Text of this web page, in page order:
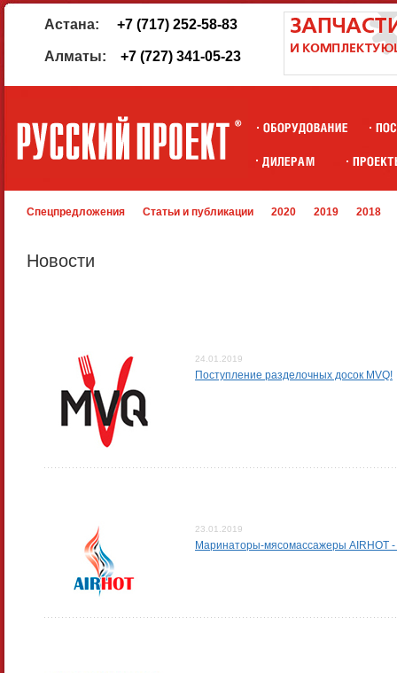
Астана: +7 (717) 252-58-83
Алматы: +7 (727) 341-05-23
Спецпредложения Статьи и публикации 2020 2019 2018
Новости
24.01.2019
Поступление разделочных досок MVQ!
23.01.2019
Маринаторы-мясомассажеры AIRHOT -